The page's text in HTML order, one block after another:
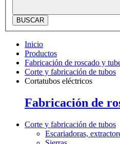
BUSCAR
Inicio
Productos
Fabricación de roscado y
Corte y fabricación de tubos
Cortatubos eléctricos
Fabricación de
Corte y fabricación de tubos
Escariadoras,